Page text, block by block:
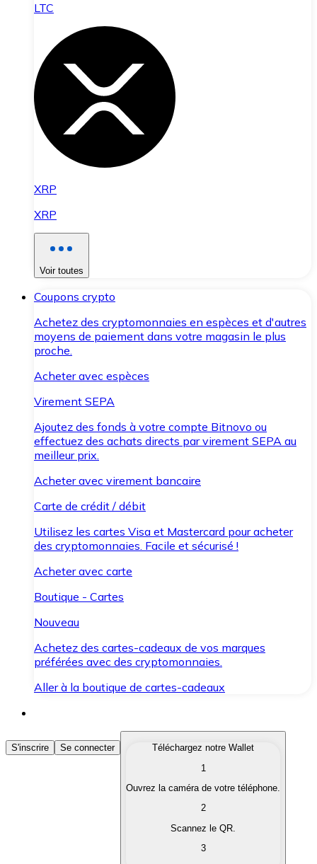
LTC
XRP
XRP
Voir toutes
Coupons crypto
Achetez des cryptomonnaies en espèces et d'autres
moyens de paiement dans votre magasin le plus
proche.
Acheter avec espèces
Virement SEPA
Ajoutez des fonds à votre compte Bitnovo ou
effectuez des achats directs par virement SEPA au
meilleur prix.
Acheter avec virement bancaire
Carte de crédit / débit
Utilisez les cartes Visa et Mastercard pour acheter
des cryptomonnaies. Facile et sécurisé !
Acheter avec carte
Boutique - Cartes
Nouveau
Achetez des cartes-cadeaux de vos marques
préférées avec des cryptomonnaies.
Aller à la boutique de cartes-cadeaux
Acheter des Cryptomonnaies
Achetez les cryptomonnaies qui vous intéressent
Convertissez vos cryptomonnaies en monnaie
S'inscrire Se connecter
Téléchargez notre Wallet
1
Ouvrez la caméra de votre téléphone.
2
Scannez le QR.
3